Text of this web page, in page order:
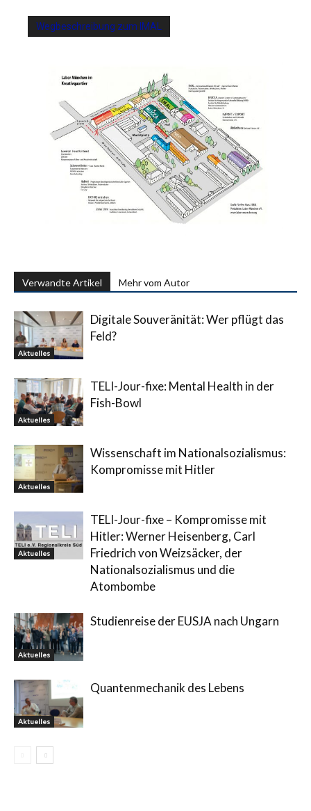
Wegbeschreibung zum IMAL
Verwandte Artikel Mehr vom Autor
Aktuelles
Digitale Souveränität: Wer pflügt das
Feld?
Aktuelles
TELI-Jour-fixe: Mental Health in der
Fish-Bowl
Aktuelles
Wissenschaft im Nationalsozialismus:
Kompromisse mit Hitler
Aktuelles
TELI-Jour-fixe – Kompromisse mit
Hitler: Werner Heisenberg, Carl
Friedrich von Weizsäcker, der
Nationalsozialismus und die
Atombombe
Aktuelles
Studienreise der EUSJA nach Ungarn
Aktuelles
Quantenmechanik des Lebens